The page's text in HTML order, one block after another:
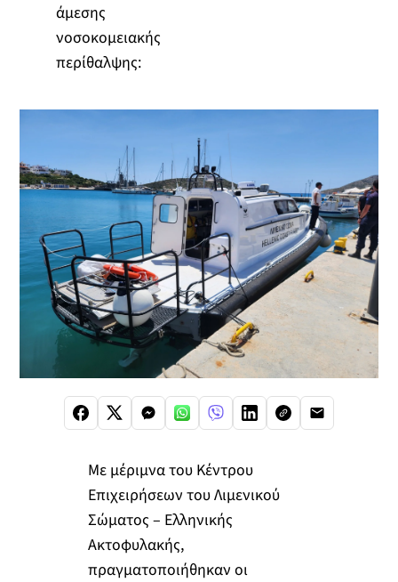
άμεσης
νοσοκομειακής
περίθαλψης:
Με μέριμνα του Κέντρου
Επιχειρήσεων του Λιμενικού
Σώματος – Ελληνικής
Ακτοφυλακής,
πραγματοποιήθηκαν οι